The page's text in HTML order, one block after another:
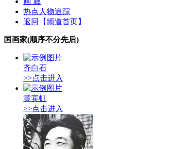
热点人物追踪
返回【频道首页】
国画家(顺序不分先后)
齐白石
>>点击进入
黄宾虹
>>点击进入